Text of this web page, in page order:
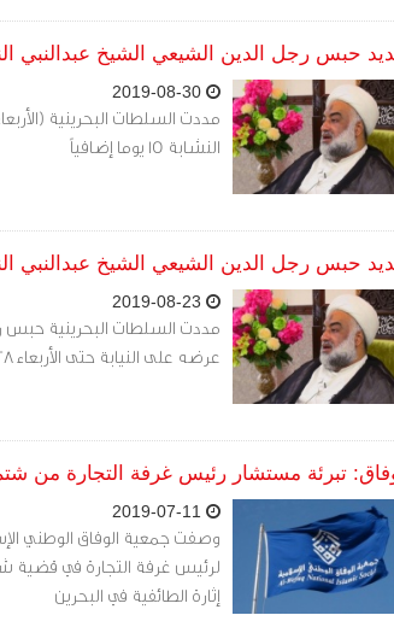
حبس رجل الدين الشيعي الشيخ عبدالنبي النشابة 15 يوما
النشابة 15 يوما إضافياً
حبس رجل الدين الشيعي الشيخ عبدالنبي
مددت السلطات البحرينية حبس
عرضه على النيابة حتى الأربعاء 28 أغسطس 2019
تبرئة مستشار رئيس غرفة التجارة من
وصفت جمعية الوفاق الوطني
لرئيس غرفة التجارة في قضية
إثارة الطائفية في البحرين